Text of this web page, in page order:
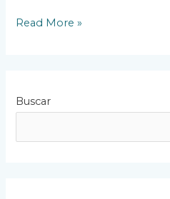
Read More »
Buscar